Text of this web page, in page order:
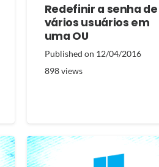
Redefinir a senha de
vários usuários em
uma OU
Published on 12/04/2016
898views